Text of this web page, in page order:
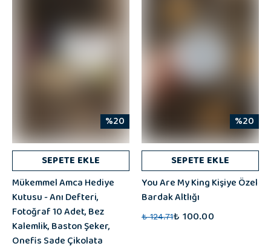
%20
SEPETE EKLE
Mükemmel Amca Hediye
Kutusu - Anı Defteri,
Fotoğraf 10 Adet, Bez
Kalemlik, Baston Şeker,
Onefis Sade Çikolata
%20
SEPETE EKLE
You Are My King Kişiye Özel
Bardak Altlığı
₺ 124.71₺ 100.00